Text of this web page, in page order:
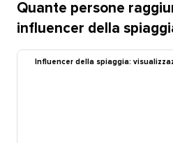
Quante persone
influencer della
Influencer della spiaggia: